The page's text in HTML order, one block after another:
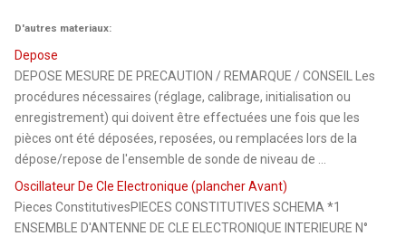
D'autres materiaux:
Depose
DEPOSE MESURE DE PRECAUTION / REMARQUE / CONSEIL Les
procédures nécessaires (réglage, calibrage, initialisation ou
enregistrement) qui doivent être effectuées une fois que les
pièces ont été déposées, reposées, ou remplacées lors de la
dépose/repose de l'ensemble de sonde de niveau de ...
Oscillateur De Cle Electronique (plancher Avant)
Pieces ConstitutivesPIECES CONSTITUTIVES SCHEMA *1
ENSEMBLE D'ANTENNE DE CLE ELECTRONIQUE INTERIEURE N°